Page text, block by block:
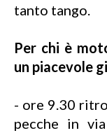
tanto tango.
Per chi è
un piacevole
- ore 9.30
pecche in